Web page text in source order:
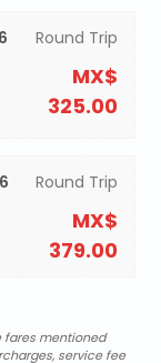
Round Trip
MX$
325.00
Round Trip
MX$
379.00
fares mentioned
service fee